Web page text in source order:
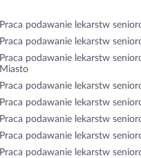
Praca podawanie lekarstw
Praca podawanie lekarstw
Praca podawanie lekarstw
Miasto
Praca podawanie lekarstw
Praca podawanie lekarstw
Praca podawanie lekarstw
Praca podawanie lekarstw
Praca podawanie lekarstw